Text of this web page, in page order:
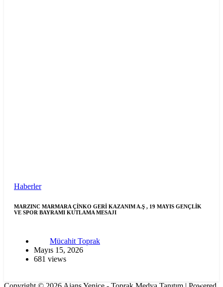
Haberler
MARZINC MARMARA ÇİNKO GERİ KAZANIM A.Ş , 19 MAYIS GENÇLİK
VE SPOR BAYRAMI KUTLAMA MESAJI
Mücahit Toprak
Mayıs 15, 2026
681 views